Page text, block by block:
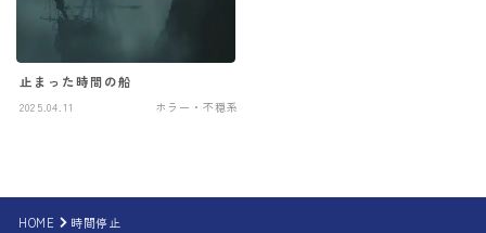
止まった時間の船
2025.04.11 ホラー・不穏系
HOME 時間停止